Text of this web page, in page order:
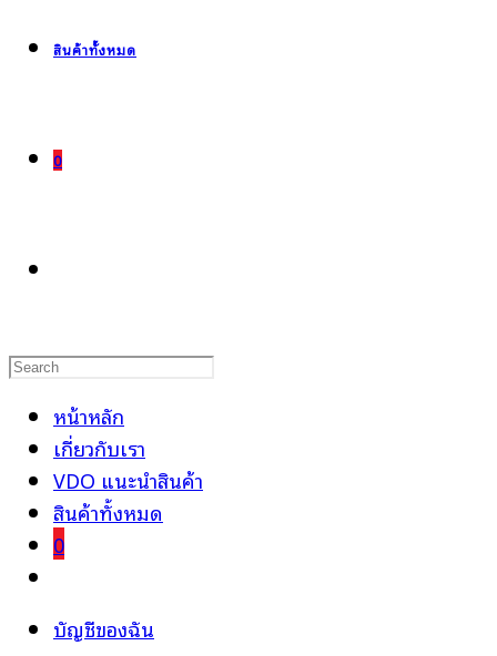
สินค้าทั้งหมด
0
SEARCH
หน้าหลัก
เกี่ยวกับเรา
VDO แนะนำสินค้า
สินค้าทั้งหมด
0
search
บัญชีของฉัน